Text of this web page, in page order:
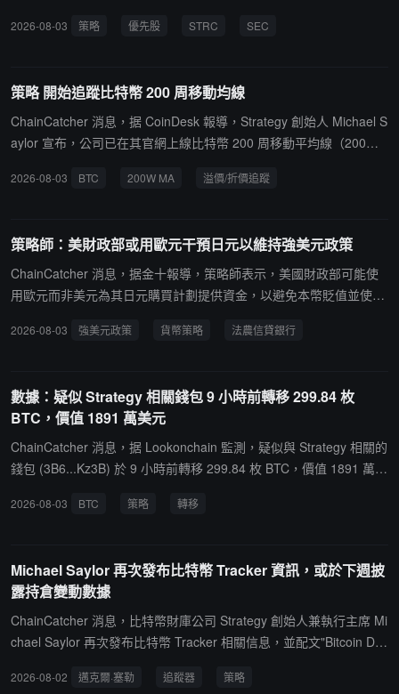
99.33 萬美元，以 $66,443 的價格購買 30 枚比特幣，總持倉達到 3,
倉達到 2,712 枚；法國比特幣公司 Capital B 於 8 月 3 日宣布以 $6
4,601.90 的價格購買 1 枚比特幣，總持倉達到 3,140 枚。截至發
稿，統計中的全球上市公司（不含挖礦公司）合計持有比特幣總量為
的 5.7% 。
股股息，約 5230 萬美元用於回購 STRC 優先股。截至 8 月 2 日，S
STR 普通股，淨募資約 2.906 億美元，其中 2.5 億美元用於補充美
元儲備，2890 萬美元用於回購 STRC 優先股，1170 萬美元計入現
金餘額。此外，公司以 8120 萬美元回購 912,143 股 STRC 優先
司美元儲備餘額為 40 億美元，較此前一週增加約 2500 萬美元。
2026-08-03 策略 優先股 STRC SEC
策略 開始追蹤比特幣 200 周移動均線
ChainCatcher 消息，据 CoinDesk 報導，Strategy 創始人 Michael S
aylor 宣布，公司已在其官網上線比特幣 200 周移動平均線（200W
以來，比特幣有 92% 的時間交易於該線之上，目前價格幾乎恰好位
2026-08-03 BTC 200W MA 溢價/折價追蹤
策略師：美財政部或用歐元干預日元以維持強美元政策
ChainCatcher 消息，据金十報導，策略師表示，美國財政部可能使
用歐元而非美元為其日元購買計劃提供資金，以避免本幣貶值並使其
斯特指出，美國維持強美元政策，不希望被認為是在試圖透過削弱本
2026-08-03 強美元政策 貨幣策略 法農信貸銀行
數據：疑似 Strategy 相關錢包 9 小時前轉移 299.84 枚
BTC，價值 1891 萬美元
ChainCatcher 消息，据 Lookonchain 監測，疑似與 Strategy 相關的
錢包 (3B6...Kz3B) 於 9 小時前轉移 299.84 枚 BTC，價值 1891 萬美
tegy 出售 3588 枚 BTC，價值 2.16 億美元。
2026-08-03 BTC 策略 轉移
Michael Saylor 再次發布比特幣 Tracker 資訊，或於下週披
露持倉變動數據
ChainCatcher 消息，比特幣財庫公司 Strategy 創始人兼執行主席 Mi
chael Saylor 再次發布比特幣 Tracker 相關信息，並配文"Bitcoin Driv
關消息發布後的第二天披露比特幣持倉變動信息。
2026-08-02 邁克爾·塞勒 追蹤器 策略